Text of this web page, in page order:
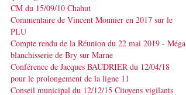
CM du 15/09/10 Chahut
Commentaire de Vincent Monnier en 2017 sur le
PLU
Compte rendu de la Réunion du 22 mai 2019 - Méga
blanchisserie de Bry sur Marne
Conférence de Jacques BAUDRIER du 12/04/18
pour le prolongement de la ligne 11
Conseil municipal du 12/12/15 Citoyens vigilants